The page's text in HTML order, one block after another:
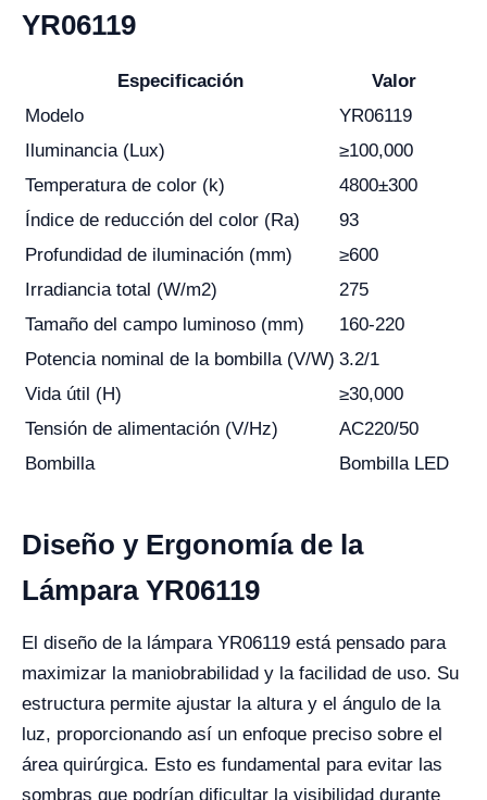
YR06119
Especificación
Valor
Modelo
YR06119
Iluminancia (Lux)
≥100,000
Temperatura de color (k)
4800±300
Índice de reducción del color (Ra)
93
Profundidad de iluminación (mm)
≥600
Irradiancia total (W/m2)
275
Tamaño del campo luminoso (mm)
160-220
Potencia nominal de la bombilla (V/W) 3.2/1
Vida útil (H)
≥30,000
Tensión de alimentación (V/Hz)
AC220/50
Bombilla
Bombilla LED
Diseño y Ergonomía de la
Lámpara YR06119
El diseño de la lámpara YR06119 está pensado para
maximizar la maniobrabilidad y la facilidad de uso. Su
estructura permite ajustar la altura y el ángulo de la
luz, proporcionando así un enfoque preciso sobre el
área quirúrgica. Esto es fundamental para evitar las
sombras que podrían dificultar la visibilidad durante